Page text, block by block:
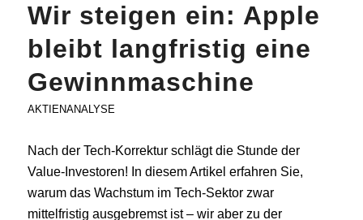
Wir steigen ein: Apple
bleibt langfristig eine
Gewinnmaschine
AKTIENANALYSE
Nach der Tech-Korrektur schlägt die Stunde der
Value-Investoren! In diesem Artikel erfahren Sie,
warum das Wachstum im Tech-Sektor zwar
mittelfristig ausgebremst ist – wir aber zu der